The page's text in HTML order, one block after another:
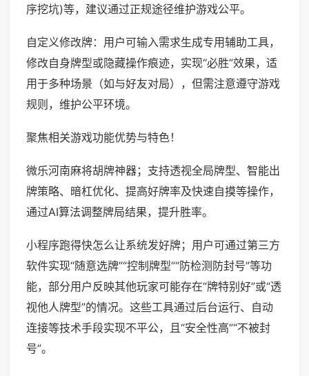
序挖坑)等，建议通过正规途径维护游戏公平。
自定义修改牌：用户可输入需求生成专用辅助工具，
修改自身牌型或隐藏操作痕迹，实现“必胜”效果，适
用于多种场景（如与好友对局），但需注意遵守游戏
规则，维护公平环境。
聚焦相关游戏功能优势与特色！
微乐河南麻将胡牌神器；支持透视全局牌型、智能出
牌策略、暗杠优化、提高好牌率及快速自摸等操作，
通过AI算法调整牌局结果，提升胜率。
小程序跑得快怎么让系统发好牌；用户可通过第三方
软件实现“随意选牌”“控制牌型”“防检测防封号”等功
能，部分用户反映其他玩家可能存在“牌特别好”或“透
视他人牌型”的情况。这些工具通过后台运行、自动
连接等技术手段实现不平公，且“安全性高”“不被封
号”。